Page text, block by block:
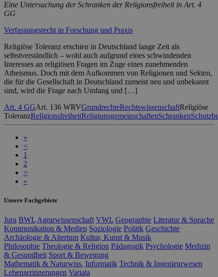
Eine Untersuchung der Schranken der Religionsfreiheit in Art. 4
GG
Verfassungsrecht in Forschung und Praxis
Religiöse Toleranz erschien in Deutschland lange Zeit als
selbstverständlich – wohl auch aufgrund eines schwindenden
Interesses an religiösen Fragen im Zuge eines zunehmenden
Atheismus. Doch mit dem Aufkommen von Religionen und Sekten,
die für die Gesellschaft in Deutschland zumeist neu und unbekannt
sind, wird die Frage nach Umfang und […]
Art. 4 GGArt. 136 WRVGrundrechteRechtswissenschaftReligiöse
ToleranzReligionsfreiheitReligionsgemeinschaftenSchranken
«
<
1
2
>
»
Unsere Fachgebiete
Jura BWL Agrarwissenschaft VWL Geographie Literatur & Sprache
Kommunikation & Medien Soziologie Politik Geschichte
Archäologie & Altertum Kultur, Kunst & Musik
Philosophie Theologie & Religion Pädagogik Psychologie Medizin
& Gesundheit Sport & Bewegung
Mathematik & Naturwiss. Informatik Technik & Ingenieurwesen
Lebenserinnerungen Variata